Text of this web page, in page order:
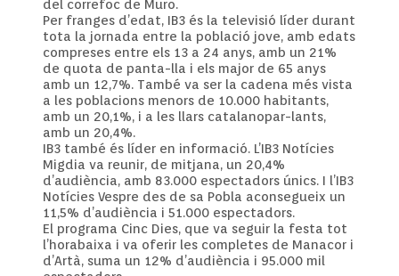
del correfoc de Muro.
Per franges d’edat, IB3 és la televisió líder durant
tota la jornada entre la població jove, amb edats
compreses entre els 13 a 24 anys, amb un 21%
de quota de panta-lla i els major de 65 anys
amb un 12,7%. També va ser la cadena més vista
a les poblacions menors de 10.000 habitants,
amb un 20,1%, i a les llars catalanopar-lants,
amb un 20,4%.
IB3 també és líder en informació. L’IB3 Notícies
Migdia va reunir, de mitjana, un 20,4%
d’audiència, amb 83.000 espectadors únics. I l’IB3
Notícies Vespre des de sa Pobla aconsegueix un
11,5% d’audiència i 51.000 espectadors.
El programa Cinc Dies, que va seguir la festa tot
l’horabaixa i va oferir les completes de Manacor i
d’Artà, suma un 12% d’audiència i 95.000 mil